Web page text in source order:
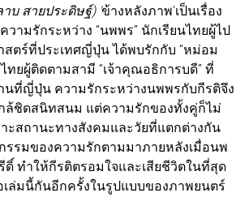
บ สายประดิษฐ์) ' ข้างหลังภาพ'เป็นเรื่อง
ามรักระหว่าง “นพพร” นักเรียนไทยผู้ไป
สตร์ที่ประเทศญี่ปุ่น ได้พบรักกับ “หม่อม
ทยผู้ติดตามสามี “เจ้าคุณอธิการบดี” ที่
นที่ญี่ปุ่น ความรักระหว่างนพพรกับกีรติจึง
ล้ชิดสนิทสนม แต่ความรักของทั้งคู่ก็ไม่
าะสถานะทางสังคมและวัยที่แตกต่างกัน
รรมของความรักตามมาภายหลังเมื่อนพ
ดิ์ ทำให้กีรติตรอมใจและเสียชีวิตในที่สุด
ล่มนี้กันอีกครั้งในรูปแบบของภาพยนตร์